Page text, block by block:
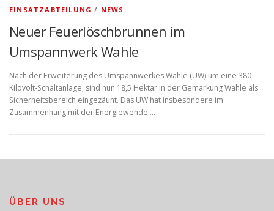
EINSATZABTEILUNG / NEWS
Neuer Feuerlöschbrunnen im
Umspannwerk Wahle
Nach der Erweiterung des Umspannwerkes Wahle (UW) um eine 380-
Kilovolt-Schaltanlage, sind nun 18,5 Hektar in der Gemarkung Wahle als
Sicherheitsbereich eingezäunt. Das UW hat insbesondere im
Zusammenhang mit der Energiewende …
ÜBER UNS